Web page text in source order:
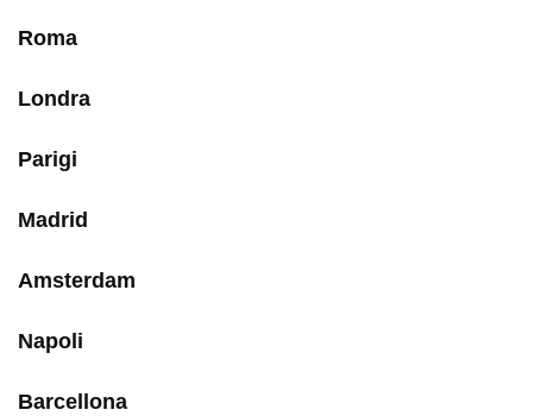
Roma
Londra
Parigi
Madrid
Amsterdam
Napoli
Barcellona